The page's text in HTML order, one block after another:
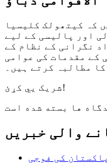
کہ کیتھولک کلیسیا
اور پالیسی کے لیے
نگرانی کے نظام کے
کے مقدمات کی عوامی
مطالبہ کرتے ہیں۔
شریک یي کړئ!
ها بسته شده است
والی خبریں
کی فوجی